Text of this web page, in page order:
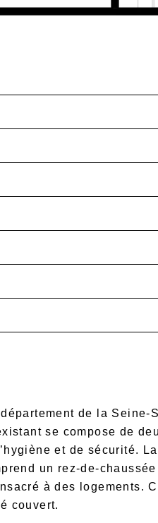
de la
se compose de
et de sécurité.
un rez-de-
à des logements.
couvert.